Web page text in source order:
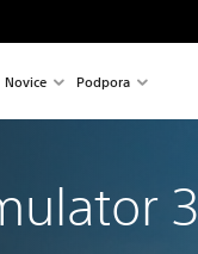
Novice Podpora
3